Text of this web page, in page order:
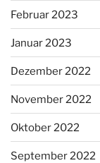
Februar 2023
Januar 2023
Dezember 2022
November 2022
Oktober 2022
September 2022